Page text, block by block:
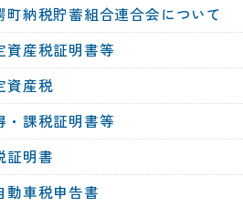
町納税貯蓄組合連合会について
資産税証明書等
資産税
・課税証明書等
証明書
動車税申告書